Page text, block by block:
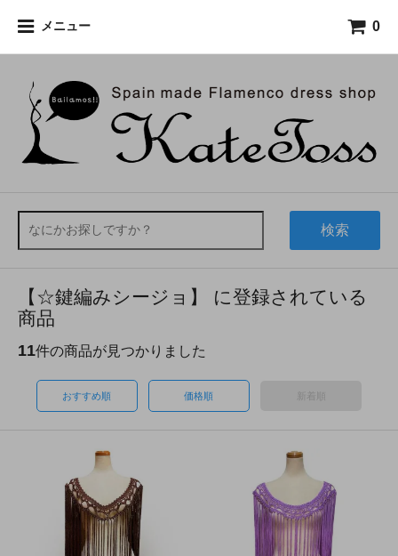
メニュー 0
検索
【☆鍵編みシージョ】 に登録されている
商品
11件の商品が見つかりました
おすすめ順 価格順 新着順